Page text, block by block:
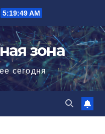
5:19:50 AM
зона
сегодня